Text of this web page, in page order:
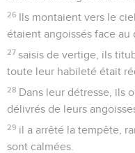
26 Ils montaient vers le
étaient angoissés face au
27 saisis de vertige, ils
toute leur habileté était
28 Dans leur détresse, ils
délivrés de leurs
29 il a arrêté la tempête,
sont calmées.